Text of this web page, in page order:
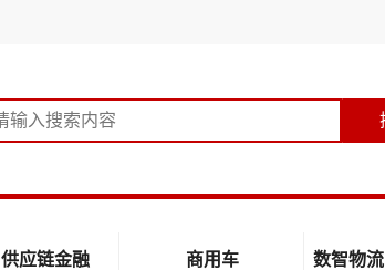
供应链金融 商用车 数智物流